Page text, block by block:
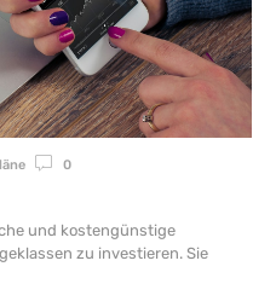
0
und kostengünstige
zu investieren. Sie